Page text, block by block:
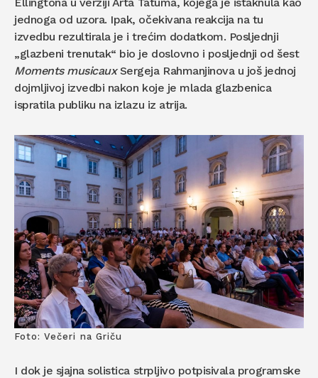
jednoga od uzora. Ipak, očekivana reakcija na tu
izvedbu rezultirala je i trećim dodatkom. Posljednji
„glazbeni trenutak“ bio je doslovno i posljednji od šest
Moments musicauxSergeja Rahmanjinova u još jednoj
dojmljivoj izvedbi nakon koje je mlada glazbenica
ispratila publiku na izlazu iz atrija.
Foto: Večeri na Griču
I dok je sjajna solistica strpljivo potpisivala programske